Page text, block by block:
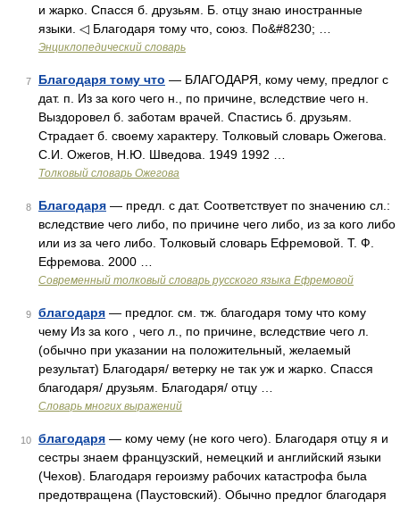
и жарко. Спасся б. друзьям. Б. отцу знаю иностранные
языки. ◁ Благодаря тому что, союз. По&#8230; …
Энциклопедический словарь
7 Благодаря тому что — БЛАГОДАРЯ, кому чему, предлог с
дат. п. Из за кого чего н., по причине, вследствие чего н.
Выздоровел б. заботам врачей. Спастись б. друзьям.
Страдает б. своему характеру. Толковый словарь Ожегова.
С.И. Ожегов, Н.Ю. Шведова. 1949 1992 …
Толковый словарь Ожегова
8 Благодаря — предл. с дат. Соответствует по значению сл.:
вследствие чего либо, по причине чего либо, из за кого либо
или из за чего либо. Толковый словарь Ефремовой. Т. Ф.
Ефремова. 2000 …
Современный толковый словарь русского языка Ефремовой
9 благодаря — предлог. см. тж. благодаря тому что кому
чему Из за кого , чего л., по причине, вследствие чего л.
(обычно при указании на положительный, желаемый
результат) Благодаря/ ветерку не так уж и жарко. Спасся
благодаря/ друзьям. Благодаря/ отцу …
Словарь многих выражений
10 благодаря — кому чему (не кого чего). Благодаря отцу я и
сестры знаем французский, немецкий и английский языки
(Чехов). Благодаря героизму рабочих катастрофа была
предотвращена (Паустовский). Обычно предлог благодаря